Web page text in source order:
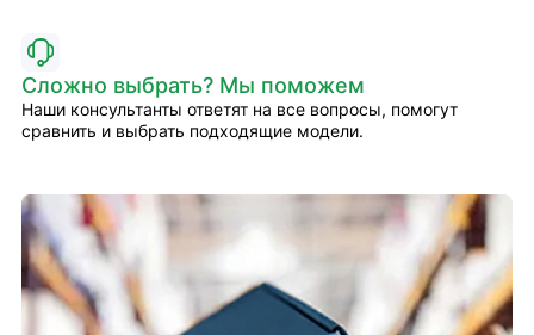
Сложно выбрать? Мы поможем
Наши консультанты ответят на все вопросы, помогут
сравнить и выбрать подходящие модели.